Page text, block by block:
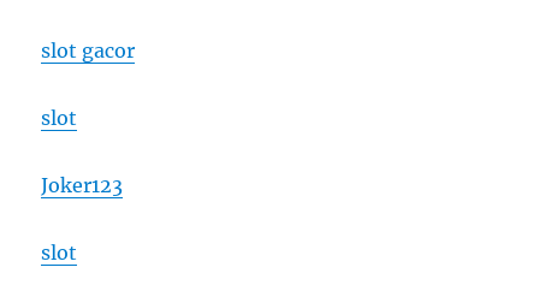
slot gacor
slot
Joker123
slot